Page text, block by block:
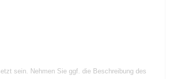
sein. Nehmen Sie ggf. die Beschreibung des